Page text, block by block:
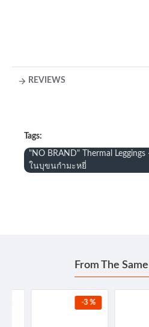
REVIEWS
Tags:
"NO BRAND" Thermal
ในบุขนกำมะหยี่
From The